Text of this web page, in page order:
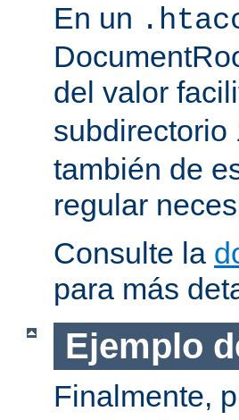
En un
del valor
subdirectorio
también de
regular
Consulte la
para más
Ejemplo
Finalmente,